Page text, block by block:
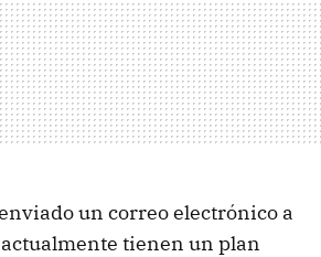
un correo electrónico a
tienen un plan